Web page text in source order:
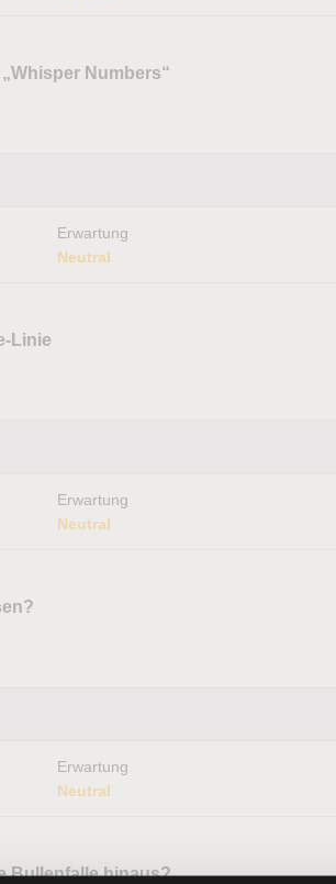
Numbers“
Erwartung
Neutral
Linie
Erwartung
Neutral
Erwartung
Neutral
Bullenfalle hinaus?